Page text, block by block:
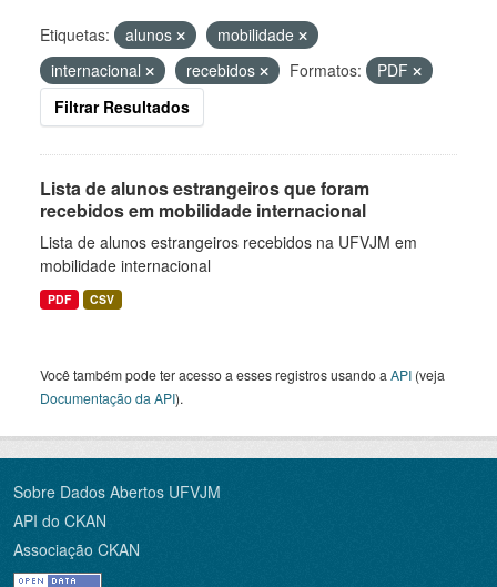
Etiquetas: alunos
mobilidade
internacional
recebidos Formatos:
PDF
Filtrar Resultados
Lista de alunos estrangeiros que foram
recebidos em mobilidade internacional
Lista de alunos estrangeiros recebidos na UFVJM em
mobilidade internacional
PDF CSV
Você também pode ter acesso a esses registros usando a API (veja
Documentação da API).
Sobre Dados Abertos UFVJM
API do CKAN
Associação CKAN